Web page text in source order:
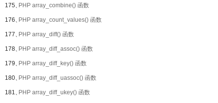
175、PHP array_combine() 函数
176、PHP array_count_values() 函数
177、PHP array_diff() 函数
178、PHP array_diff_assoc() 函数
179、PHP array_diff_key() 函数
180、PHP array_diff_uassoc() 函数
181、PHP array_diff_ukey() 函数